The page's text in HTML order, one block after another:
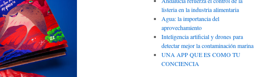
listeria en la industria alimentaria
Agua: la importancia del
aprovechamiento
Inteligencia artificial y drones para
detectar mejor la contaminación marina
UNA APP QUE ES COMO TU
CONCIENCIA